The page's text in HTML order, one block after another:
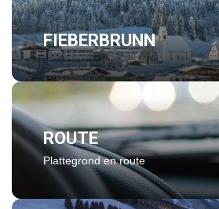
FIEBERBRUNN
ROUTE
Plattegrond en route